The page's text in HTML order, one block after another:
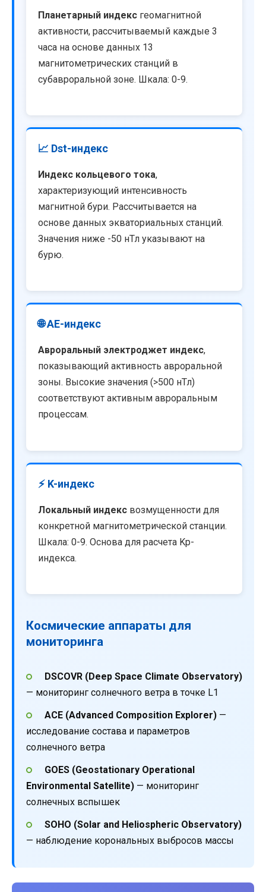
Планетарный индекс геомагнитной
активности, рассчитываемый каждые 3
часа на основе данных 13
магнитометрических станций в
субавроральной зоне. Шкала: 0-9.
📈 Dst-индекс
Индекс кольцевого тока,
характеризующий интенсивность
магнитной бури. Рассчитывается на
основе данных экваториальных станций.
Значения ниже -50 нТл указывают на
бурю.
🌐 AE-индекс
Авроральный электроджет индекс,
показывающий активность авроральной
зоны. Высокие значения (>500 нТл)
соответствуют активным авроральным
процессам.
⚡ K-индекс
Локальный индекс возмущенности для
конкретной магнитометрической станции.
Шкала: 0-9. Основа для расчета Kp-
индекса.
Космические аппараты для
мониторинга
DSCOVR (Deep Space Climate Observatory)
— мониторинг солнечного ветра в точке L1
ACE (Advanced Composition Explorer)—
исследование состава и параметров
солнечного ветра
GOES (Geostationary Operational
Environmental Satellite) — мониторинг
солнечных вспышек
SOHO (Solar and Heliospheric Observatory)
— наблюдение корональных выбросов массы